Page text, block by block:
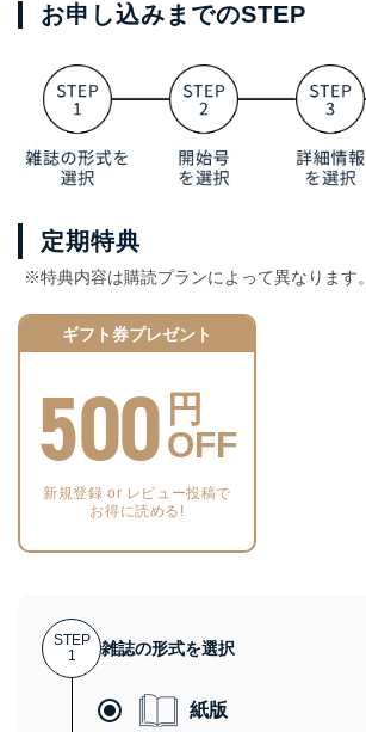
お申し込みまでのSTEP
定期特典
※特典内容は購読プランによって異なります。
ギフト券プレゼント
500 円
OFF
新規登録 or レビュー投稿で
お得に読める!
STEP
1
雑誌の形式を選択
紙版